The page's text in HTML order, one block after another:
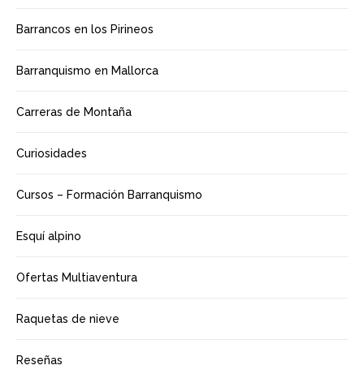
Barrancos en los Pirineos
Barranquismo en Mallorca
Carreras de Montaña
Curiosidades
Cursos – Formación Barranquismo
Esquí alpino
Ofertas Multiaventura
Raquetas de nieve
Reseñas